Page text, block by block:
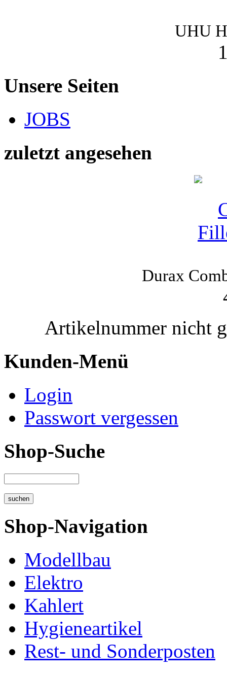
UHU
Unsere Seiten
JOBS
zuletzt angesehen
Durax
Artikelnummer nicht
Kunden-Menü
Login
Passwort vergessen
Shop-Suche
Shop-Navigation
Modellbau
Elektro
Kahlert
Hygieneartikel
Rest- und Sonderposten